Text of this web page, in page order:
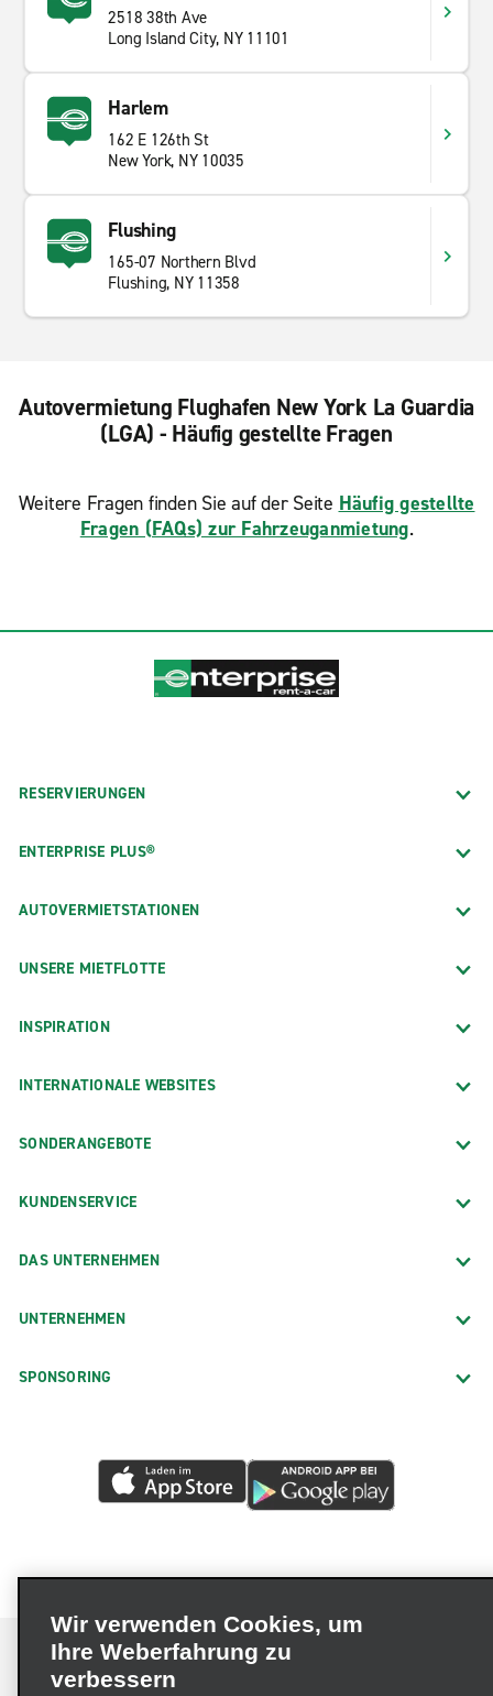
2518 38th Ave
Long Island City, NY 11101
Harlem
162 E 126th St
New York, NY 10035
Flushing
165-07 Northern Blvd
Flushing, NY 11358
Autovermietung Flughafen New York La Guardia
(LGA) - Häufig gestellte Fragen
Weitere Fragen finden Sie auf der Seite Häufig gestellte
Fragen (FAQs) zur Fahrzeuganmietung.
RESERVIERUNGEN
ENTERPRISE PLUS®
AUTOVERMIETSTATIONEN
UNSERE MIETFLOTTE
INSPIRATION
INTERNATIONALE WEBSITES
SONDERANGEBOTE
KUNDENSERVICE
DAS UNTERNEHMEN
UNTERNEHMEN
SPONSORING
Wir verwenden Cookies, um
Ihre Weberfahrung zu
verbessern